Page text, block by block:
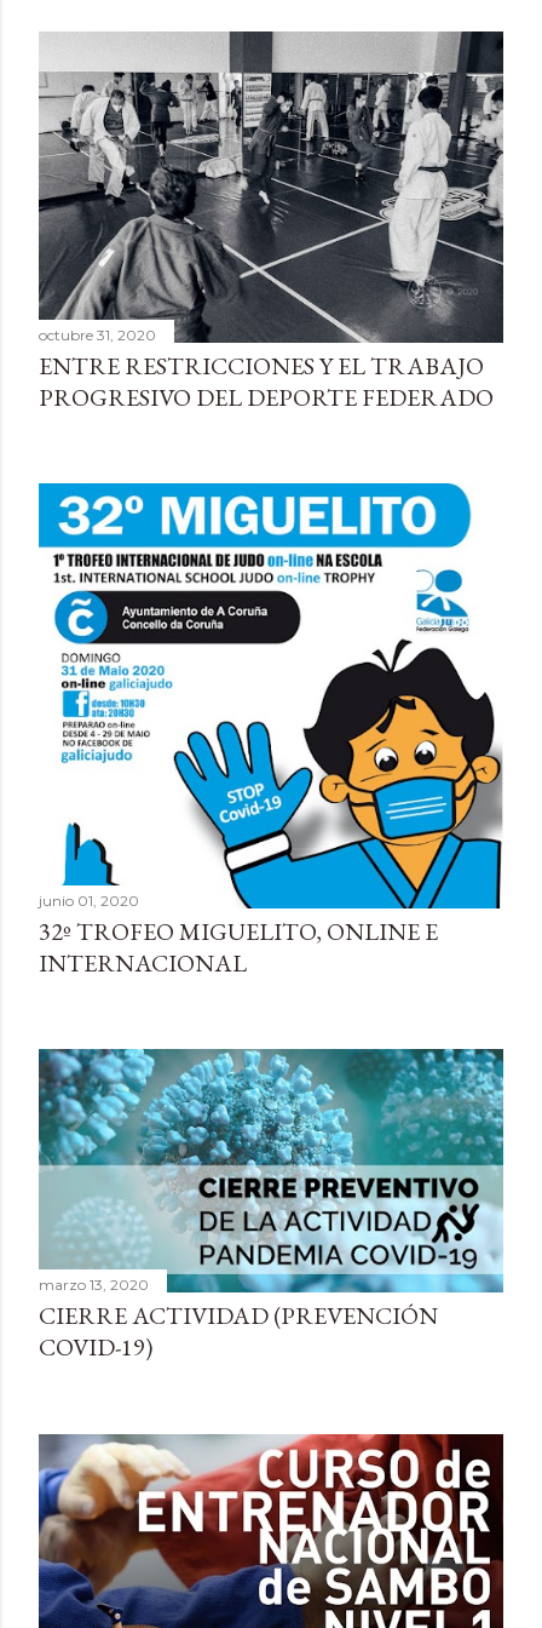
octubre 31, 2020
ENTRE RESTRICCIONES Y EL TRABAJO
PROGRESIVO DEL DEPORTE FEDERADO
junio 01, 2020
32º TROFEO MIGUELITO, ONLINE E
INTERNACIONAL
marzo 13, 2020
CIERRE ACTIVIDAD (PREVENCIÓN
COVID-19)